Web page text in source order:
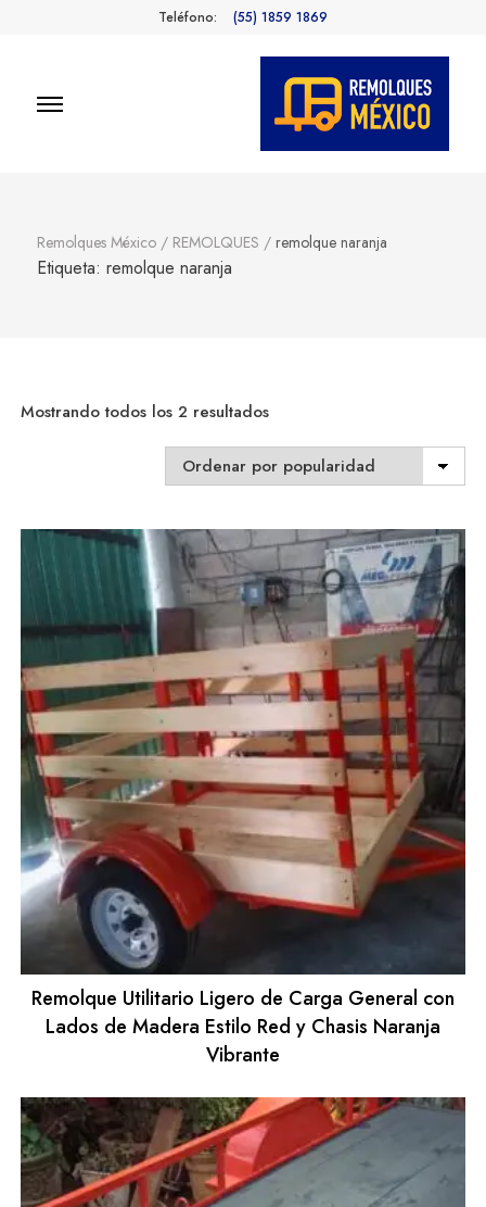
Teléfono: (55) 1859 1869
Remolques México / REMOLQUES / remolque naranja
Etiqueta: remolque naranja
Mostrando todos los 2 resultadosSorted
popularity
Remolque Utilitario Ligero de Carga General con
Lados de Madera Estilo Red y Chasis Naranja
Vibrante